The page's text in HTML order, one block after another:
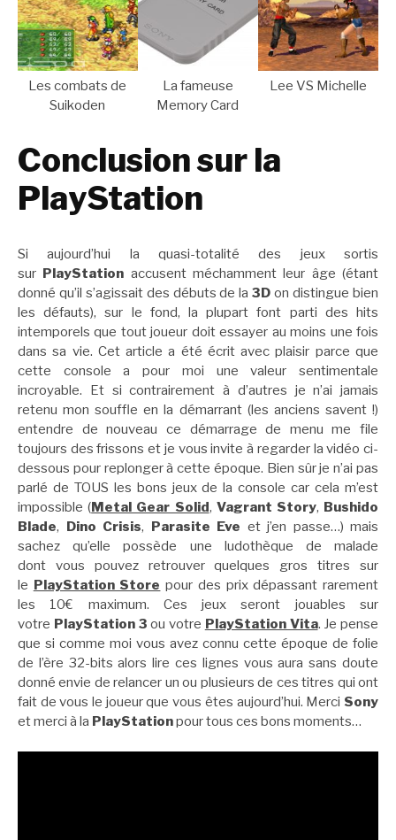
Les combats de
Suikoden
La fameuse
Memory Card
Lee VS Michelle
Conclusion sur la
PlayStation
Si aujourd’hui la quasi-totalité des jeux sortis
sur PlayStation accusent méchamment leur âge (étant
donné qu’il s’agissait des débuts de la3D on distingue bien
les défauts), sur le fond, la plupart font parti des hits
intemporels que tout joueur doit essayer au moins une fois
dans sa vie. Cet article a été écrit avec plaisir parce que
cette console a pour moi une valeur sentimentale
incroyable. Et si contrairement à d’autres je n’ai jamais
retenu mon souffle en la démarrant (les anciens savent !)
entendre de nouveau ce démarrage de menu me file
toujours des frissons et je vous invite à regarder la vidéo ci-
dessous pour replonger à cette époque. Bien sûr je n’ai pas
parlé de TOUS les bons jeux de la console car cela m’est
impossible (Metal Gear Solid, Vagrant Story, Bushido
Blade, Dino Crisis, Parasite Eve et j’en passe…) mais
sachez qu’elle possède une ludothèque de malade
dont vous pouvez retrouver quelques gros titres sur
le PlayStation Store pour des prix dépassant rarement
les 10€ maximum. Ces jeux seront jouables sur
votre PlayStation 3 ou votre PlayStation Vita. Je pense
que si comme moi vous avez connu cette époque de folie
de l’ère 32-bits alors lire ces lignes vous aura sans doute
donné envie de relancer un ou plusieurs de ces titres qui ont
fait de vous le joueur que vous êtes aujourd’hui. Merci Sony
et merci à la PlayStationpour tous ces bons moments…